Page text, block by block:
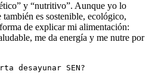
y “nutritivo”. Aunque yo lo
es sostenible, ecológico,
de explicar mi alimentación:
me da energía y me nutre por
desayunar SEN?